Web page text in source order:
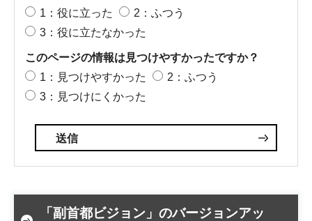
1：役に立った
2：ふつう
3：役に立たなかった
このページの情報は見つけやすかったですか？
1：見つけやすかった
2：ふつう
3：見つけにくかった
「副首都ビジョン」のバージョンアッ